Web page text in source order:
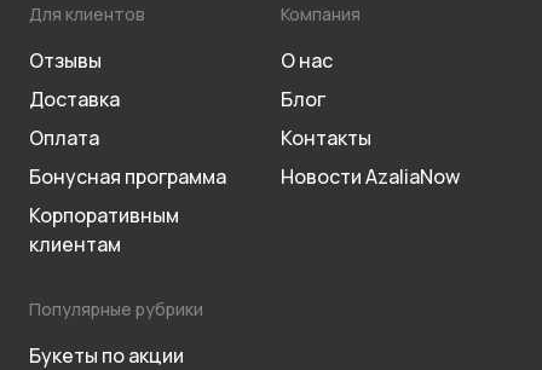
Для клиентов
Отзывы
Доставка
Оплата
Бонусная программа
Корпоративным
клиентам
Компания
О нас
Блог
Контакты
Новости AzaliaNow
Популярные рубрики
Букеты по акции